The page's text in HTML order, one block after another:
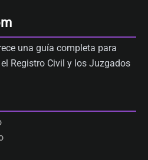
una guía completa para
Registro Civil y los Juzgados